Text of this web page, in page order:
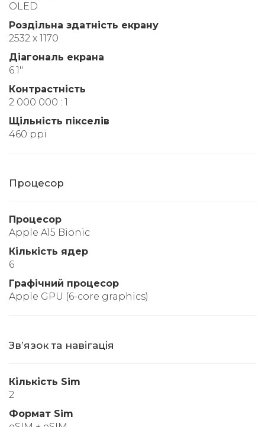
OLED
Роздільна здатність екрану
2532 x 1170
Діагональ екрана
6.1"
Контрастність
2 000 000 : 1
Щільність пікселів
460 ppi
Процесор
Процесор
Apple A15 Bionic
Кількість ядер
6
Графічний процесор
Apple GPU (6-core graphics)
Звʼязок та навігація
Кількість Sim
2
Формат Sim